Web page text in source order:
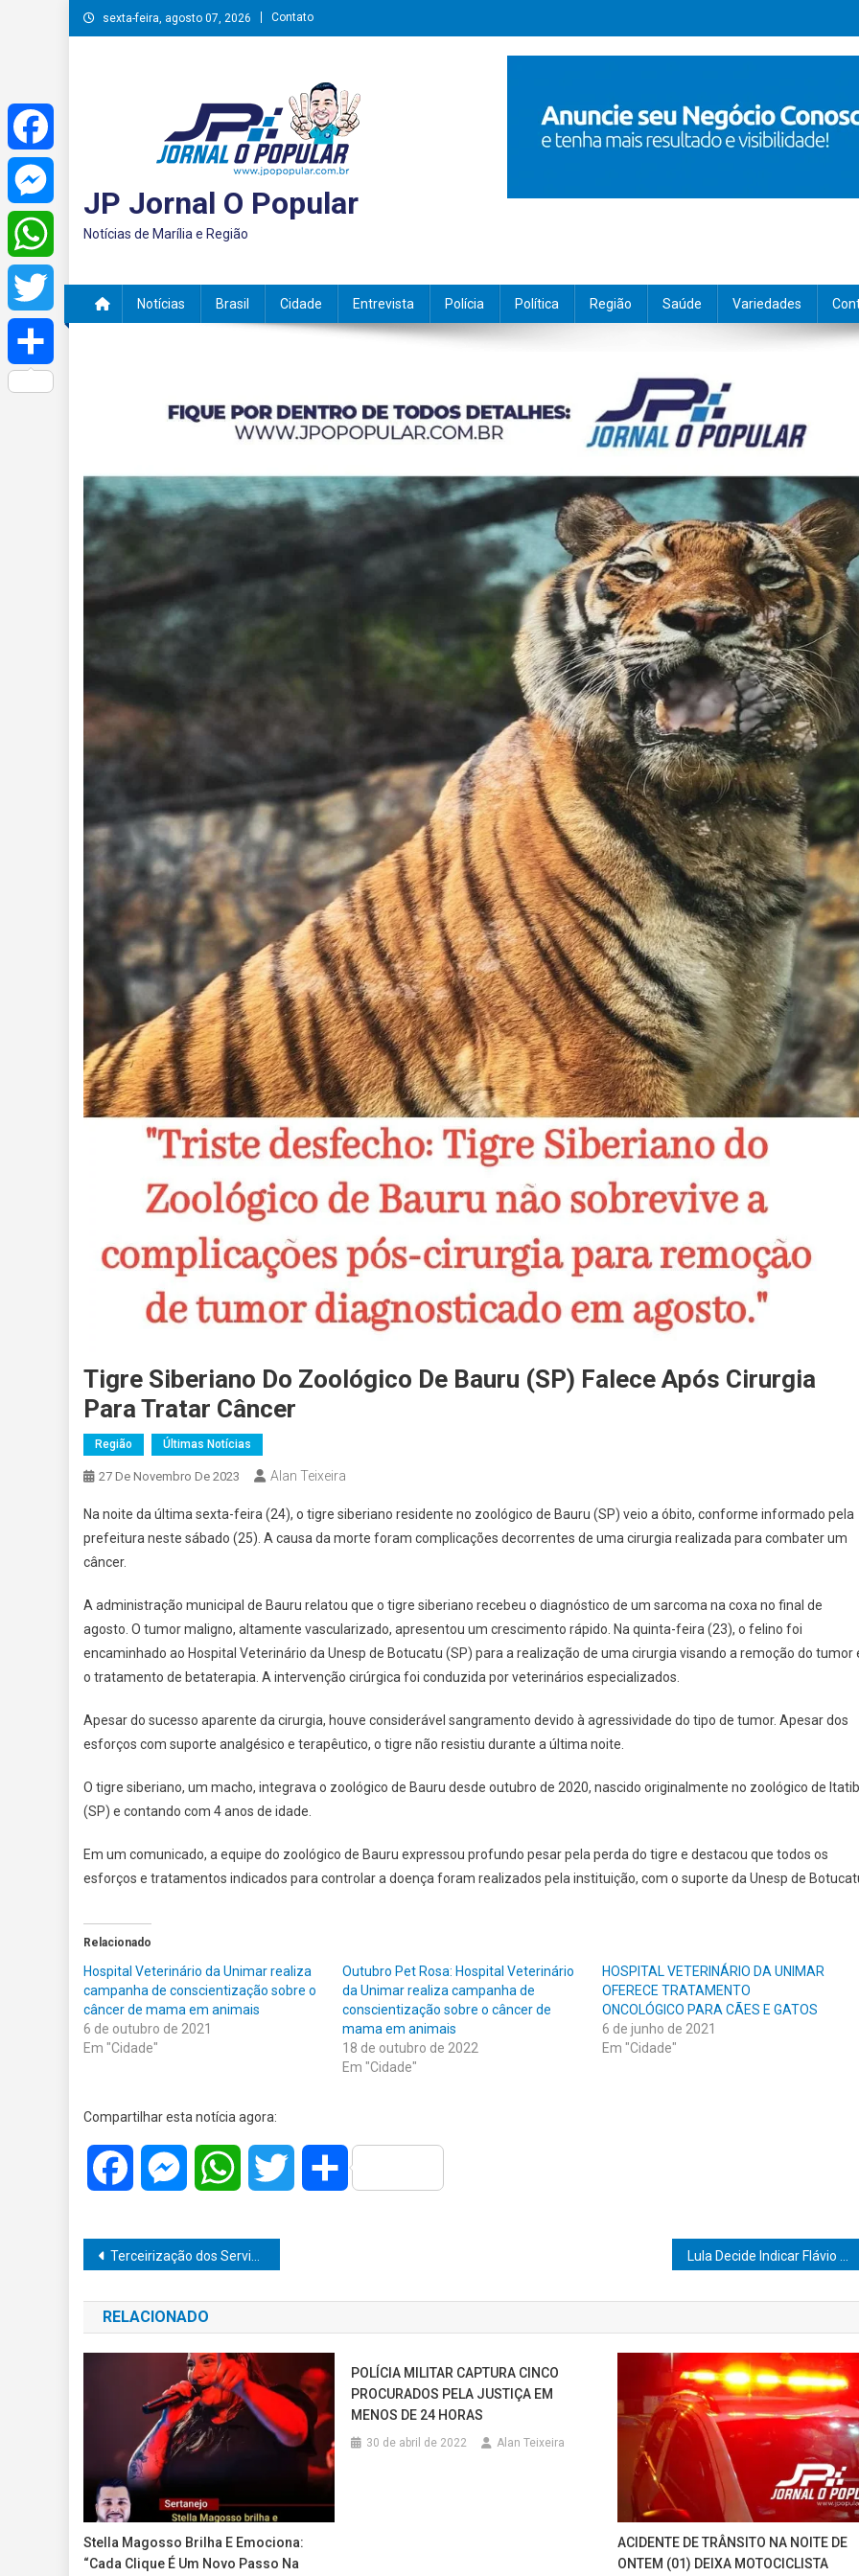
Skip
to
sexta-feira, agosto 07, 2026 Contato
JP Jornal O Popular
Notícias de Marília e Região
Notícias Brasil Cidade Entrevista Polícia Política Região Saúde Variedades
Tigre Siberiano Do Zoológico De Bauru (SP) Falece Após Cirurgia
Para Tratar Câncer
Região Últimas Notícias
27 De Novembro De 2023 Alan Teixeira
Na noite da última sexta-feira (24), o tigre siberiano residente no zoológico de Bauru (SP) veio a óbito, conforme informado pela
prefeitura neste sábado (25). A causa da morte foram complicações decorrentes de uma cirurgia realizada para combater um
câncer.
A administração municipal de Bauru relatou que o tigre siberiano recebeu o diagnóstico de um sarcoma na coxa no final de
agosto. O tumor maligno, altamente vascularizado, apresentou um crescimento rápido. Na quinta-feira (23), o felino foi
encaminhado ao Hospital Veterinário da Unesp de Botucatu (SP) para a realização de uma cirurgia visando a remoção do tumor
o tratamento de betaterapia. A intervenção cirúrgica foi conduzida por veterinários especializados.
Apesar do sucesso aparente da cirurgia, houve considerável sangramento devido à agressividade do tipo de tumor. Apesar dos
esforços com suporte analgésico e terapêutico, o tigre não resistiu durante a última noite.
O tigre siberiano, um macho, integrava o zoológico de Bauru desde outubro de 2020, nascido originalmente no zoológico de
(SP) e contando com 4 anos de idade.
Em um comunicado, a equipe do zoológico de Bauru expressou profundo pesar pela perda do tigre e destacou que todos os
esforços e tratamentos indicados para controlar a doença foram realizados pela instituição, com o suporte da Unesp de
Relacionado
Hospital Veterinário da Unimar realiza
campanha de conscientização sobre o
câncer de mama em animais
6 de outubro de 2021
Em "Cidade"
Outubro Pet Rosa: Hospital Veterinário
da Unimar realiza campanha de
conscientização sobre o câncer de
mama em animais
18 de outubro de 2022
Em "Cidade"
HOSPITAL VETERINÁRIO DA UNIMAR
OFERECE TRATAMENTO
ONCOLÓGICO PARA CÃES E GATOS
6 de junho de 2021
Em "Cidade"
Compartilhar esta notícia agora:
Facebook MessengerWhatsAppTwitter Share
Navegação
de
Post
Terceirização dos Serviços de Limpeza em Marília Levanta Preocupações com Custos Exorbitantes
RELACIONADO
Stella Magosso Brilha E Emociona:
“Cada Clique É Um Novo Passo Na
POLÍCIA MILITAR CAPTURA CINCO
PROCURADOS PELA JUSTIÇA EM
MENOS DE 24 HORAS
30 de abril de 2022 Alan Teixeira
ACIDENTE DE TRÂNSITO NA NOITE DE
ONTEM (01) DEIXA MOTOCICLISTA
Facebook
Messenger
WhatsApp
Twitter
Share